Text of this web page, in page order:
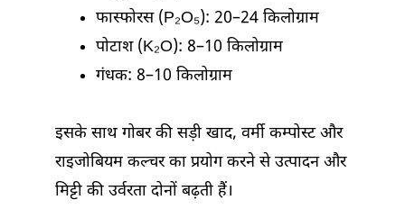
फास्फोरस (P₂O₅): 20–24 किलोग्राम
पोटाश (K₂O): 8–10 किलोग्राम
गंधक: 8–10 किलोग्राम
इसके साथ गोबर की सड़ी खाद, वर्मी कम्पोस्ट और
राइजोबियम कल्चर का प्रयोग करने से उत्पादन और
मिट्टी की उर्वरता दोनों बढ़ती हैं।